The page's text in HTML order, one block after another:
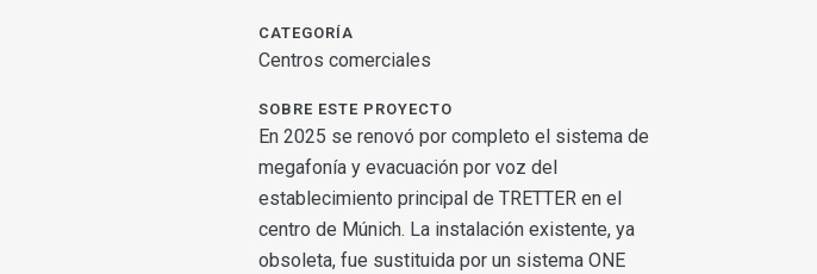
CATEGORÍA
Centros comerciales
SOBRE ESTE PROYECTO
En 2025 se renovó por completo el sistema de
megafonía y evacuación por voz del
establecimiento principal de TRETTER en el
centro de Múnich. La instalación existente, ya
obsoleta, fue sustituida por un sistema ONE